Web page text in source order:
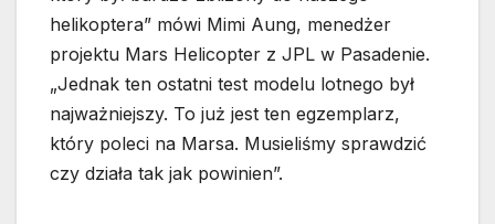
helikoptera” mówi Mimi Aung, menedżer
projektu Mars Helicopter z JPL w Pasadenie.
„Jednak ten ostatni test modelu lotnego był
najważniejszy. To już jest ten egzemplarz,
który poleci na Marsa. Musieliśmy sprawdzić
czy działa tak jak powinien”.